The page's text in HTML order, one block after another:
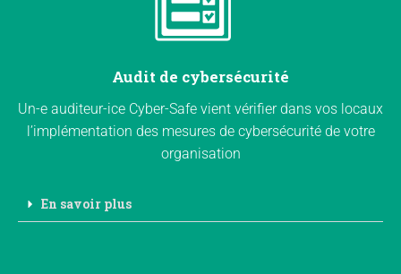
Audit de cybersécurité
Un-e auditeur-ice Cyber-Safe vient vérifier dans vos locaux
l’implémentation des mesures de cybersécurité de votre
organisation
En savoir plus